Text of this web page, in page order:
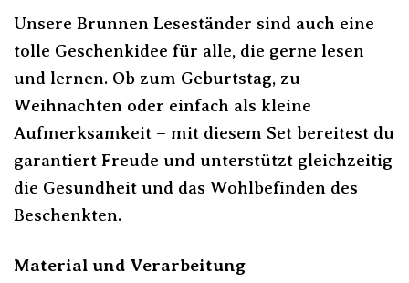
Unsere Brunnen Leseständer sind auch eine
tolle Geschenkidee für alle, die gerne lesen
und lernen. Ob zum Geburtstag, zu
Weihnachten oder einfach als kleine
Aufmerksamkeit – mit diesem Set bereitest du
garantiert Freude und unterstützt gleichzeitig
die Gesundheit und das Wohlbefinden des
Beschenkten.
Material und Verarbeitung